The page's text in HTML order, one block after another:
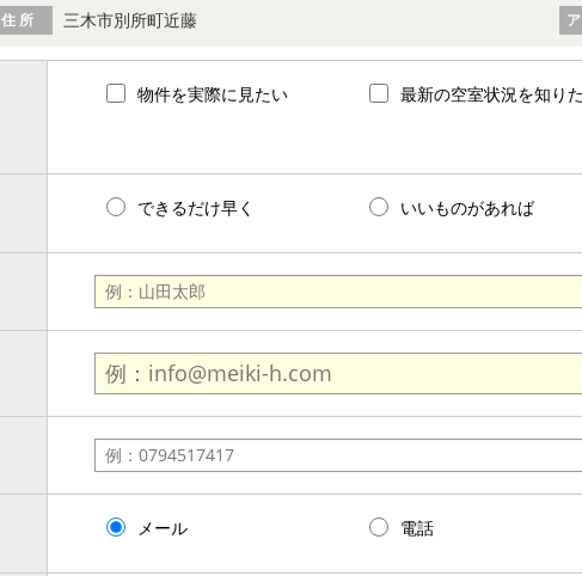
住 所 三木市別所町近藤
物件を実際に見たい 最新の空室状況を知り
できるだけ早く いいものがあれば
メール 電話